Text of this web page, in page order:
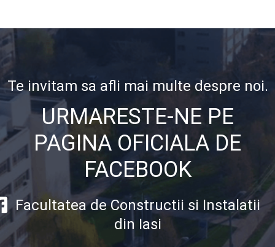
Te invitam sa afli mai multe despre noi.
URMARESTE-NE PE
PAGINA OFICIALA DE
FACEBOOK
Facultatea de Constructii si Instalatii
din Iasi